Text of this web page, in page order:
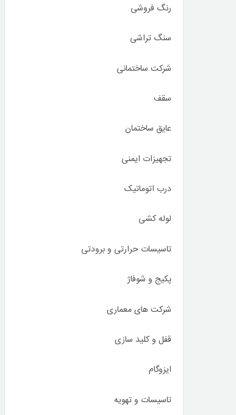
رنگ فروشی
سنگ تراشی
شرکت ساختمانی
سقف
عایق ساختمان
تجهیزات ایمنی
درب اتوماتیک
لوله کشی
تاسیسات حرارتی و برودتی
پکیج و شوفاژ
شرکت های معماری
قفل و کلید سازی
ایزوگام
تاسیسات و تهویه